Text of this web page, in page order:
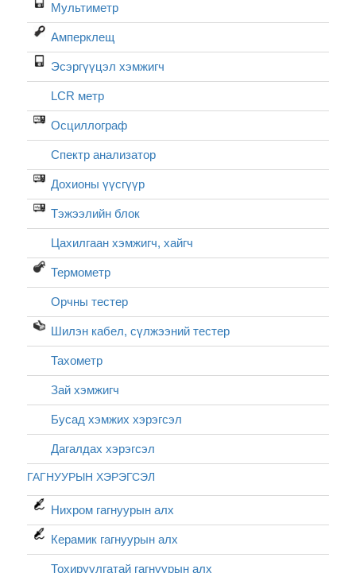
Мультиметр
Амперклещ
Эсэргүүцэл хэмжигч
LCR метр
Осциллограф
Спектр анализатор
Дохионы үүсгүүр
Тэжээлийн блок
Цахилгаан хэмжигч, хайгч
Термометр
Орчны тестер
Шилэн кабел, cүлжээний тестер
Тахометр
Зай хэмжигч
Бусад хэмжих хэрэгсэл
Дагалдах хэрэгсэл
ГАГНУУРЫН ХЭРЭГСЭЛ
Нихром гагнуурын алх
Керамик гагнуурын алх
Тохируулгатай гагнуурын алх